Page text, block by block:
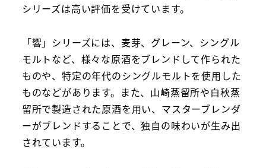
シリーズは高い評価を受けています。
「響」シリーズには、麦芽、グレーン、シングル
モルトなど、様々な原酒をブレンドして作られた
ものや、特定の年代のシングルモルトを使用した
ものなどがあります。また、山崎蒸留所や白秋蒸
留所で製造された原酒を用い、マスターブレンダ
ーがブレンドすることで、独自の味わいが生み出
されています。